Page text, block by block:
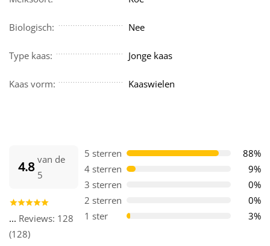
Biologisch: Nee
Type kaas: Jonge kaas
Kaas vorm: Kaaswielen
4.8 van de
5
... Reviews: 128
(128)
5 sterren
88%
4 sterren
9%
3 sterren
0%
2 sterren
0%
1 ster
3%